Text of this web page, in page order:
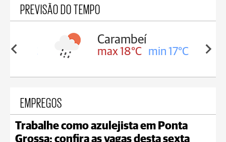
PREVISÃO DO TEMPO
18°C
Carambeí
max 18°C min 17°C
EMPREGOS
Trabalhe como azulejista em Ponta
Grossa; confira as vagas desta sexta